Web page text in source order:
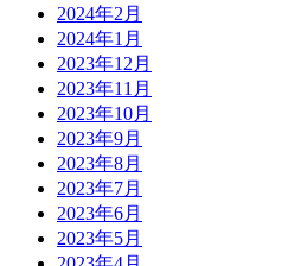
2024年2月
2024年1月
2023年12月
2023年11月
2023年10月
2023年9月
2023年8月
2023年7月
2023年6月
2023年5月